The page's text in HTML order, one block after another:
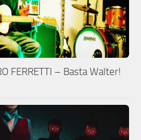
FERRETTI – Basta Walter!